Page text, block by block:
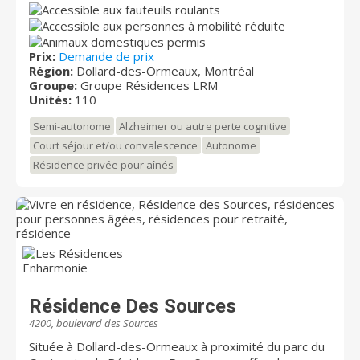
et autres services d’importance pour les aînés. La
résidence s'adresse aux aînés actifs qui désirent un
mode de vie autonome dans un endroit chaleureux de
même qu'à ceux et celles qui nécessitent une
attention particulière et des soins. Certaines unités
sont spécialement conçues pour les chaises roulantes.
Prix: Demande de prix
Région: Dollard-des-Ormeaux, Montréal
Groupe: Groupe Résidences LRM
Unités: 110
Semi-autonome
Alzheimer ou autre perte cognitive
Court séjour et/ou convalescence
Autonome
Résidence privée pour aînés
Résidence Des Sources
4200, boulevard des Sources
Située à Dollard-des-Ormeaux à proximité du parc du